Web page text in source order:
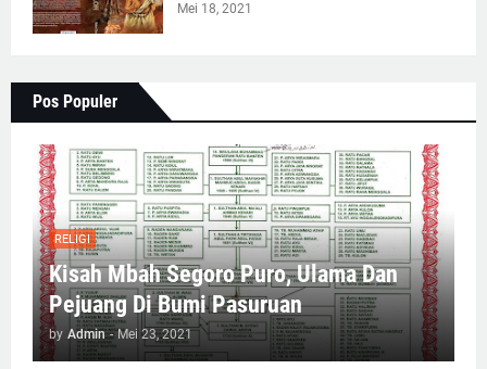
Mei 18, 2021
Pos Populer
RELIGI
Kisah Mbah Segoro Puro, Ulama Dan
Pejuang Di Bumi Pasuruan
by Admin - Mei 23, 2021